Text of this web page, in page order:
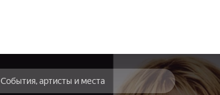
События, артисты и места